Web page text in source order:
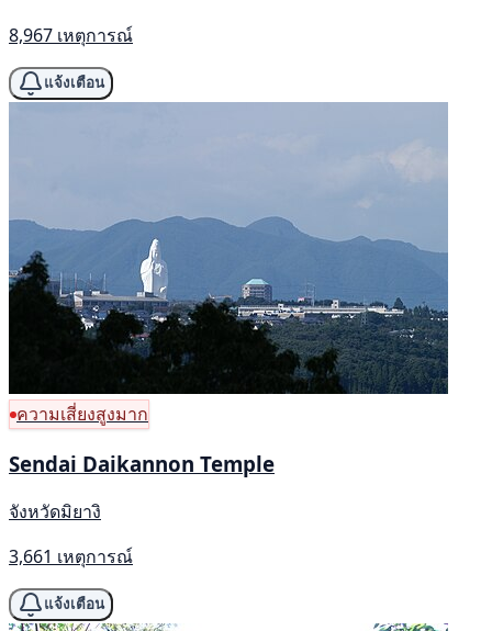
8,967 เหตุการณ์
แจ้งเตือน
ความเสี่ยงสูงมาก
Sendai Daikannon Temple
จังหวัดมิยางิ
3,661 เหตุการณ์
แจ้งเตือน